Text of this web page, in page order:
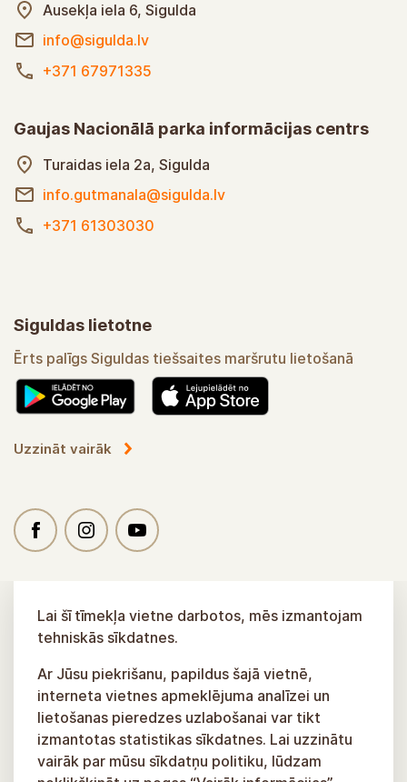
Ausekļa iela 6, Sigulda
info@sigulda.lv
+371 67971335
Gaujas Nacionālā parka informācijas centrs
Turaidas iela 2a, Sigulda
info.gutmanala@sigulda.lv
+371 61303030
Siguldas lietotne
Ērts palīgs Siguldas tiešsaites maršrutu lietošanā
Uzzināt vairāk
Lai šī tīmekļa vietne darbotos, mēs izmantojam
tehniskās sīkdatnes.
Ar Jūsu piekrišanu, papildus šajā vietnē,
interneta vietnes apmeklējuma analīzei un
lietošanas pieredzes uzlabošanai var tikt
izmantotas statistikas sīkdatnes. Lai uzzinātu
vairāk par mūsu sīkdatņu politiku, lūdzam